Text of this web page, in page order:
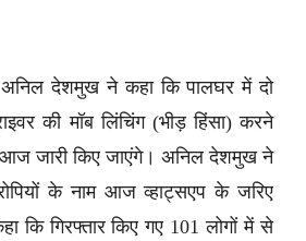
अनिल देशमुख ने कहा कि पालघर में दो
की मॉब लिंचिंग (भीड़ हिंसा) करने
आज जारी किए जाएंगे। अनिल देशमुख ने
के नाम आज व्हाट्सएप के जरिए
कि गिरफ्तार किए गए 101 लोगों में से